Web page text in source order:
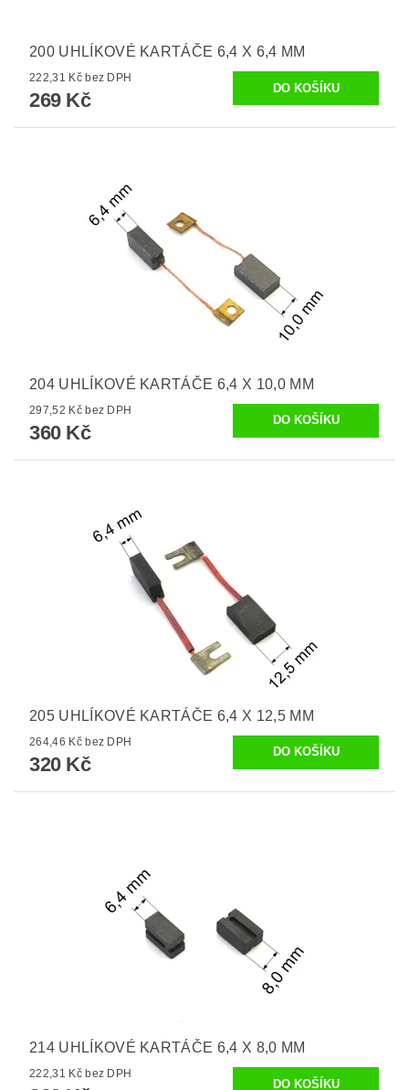
200 UHLÍKOVÉ KARTÁČE 6,4 X 6,4 MM
222,31 Kč bez DPH
269 Kč
204 UHLÍKOVÉ KARTÁČE 6,4 X 10,0 MM
297,52 Kč bez DPH
360 Kč
205 UHLÍKOVÉ KARTÁČE 6,4 X 12,5 MM
264,46 Kč bez DPH
320 Kč
214 UHLÍKOVÉ KARTÁČE 6,4 X 8,0 MM
222,31 Kč bez DPH